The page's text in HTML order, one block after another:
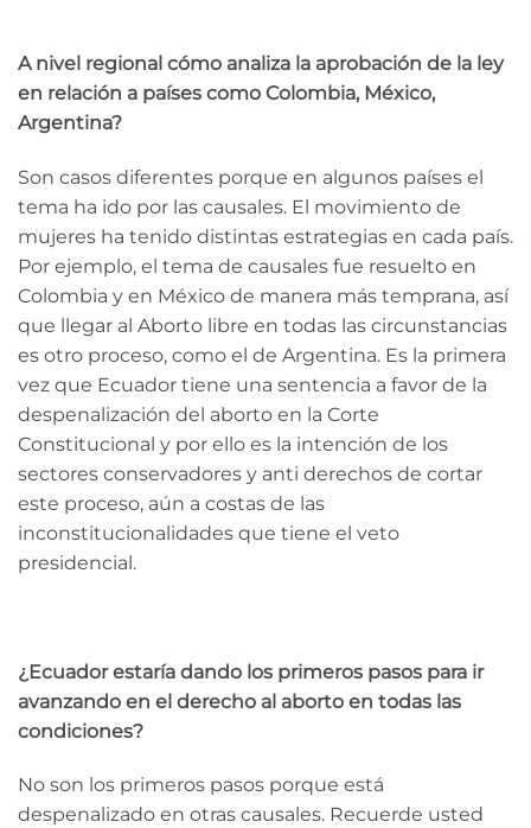
A nivel regional cómo analiza la aprobación de la ley
en relación a países como Colombia, México,
Argentina?
Son casos diferentes porque en algunos países el
tema ha ido por las causales. El movimiento de
mujeres ha tenido distintas estrategias en cada país.
Por ejemplo, el tema de causales fue resuelto en
Colombia y en México de manera más temprana, así
que llegar al Aborto libre en todas las circunstancias
es otro proceso, como el de Argentina. Es la primera
vez que Ecuador tiene una sentencia a favor de la
despenalización del aborto en la Corte
Constitucional y por ello es la intención de los
sectores conservadores y anti derechos de cortar
este proceso, aún a costas de las
inconstitucionalidades que tiene el veto
presidencial.
¿Ecuador estaría dando los primeros pasos para ir
avanzando en el derecho al aborto en todas las
condiciones?
No son los primeros pasos porque está
despenalizado en otras causales. Recuerde usted